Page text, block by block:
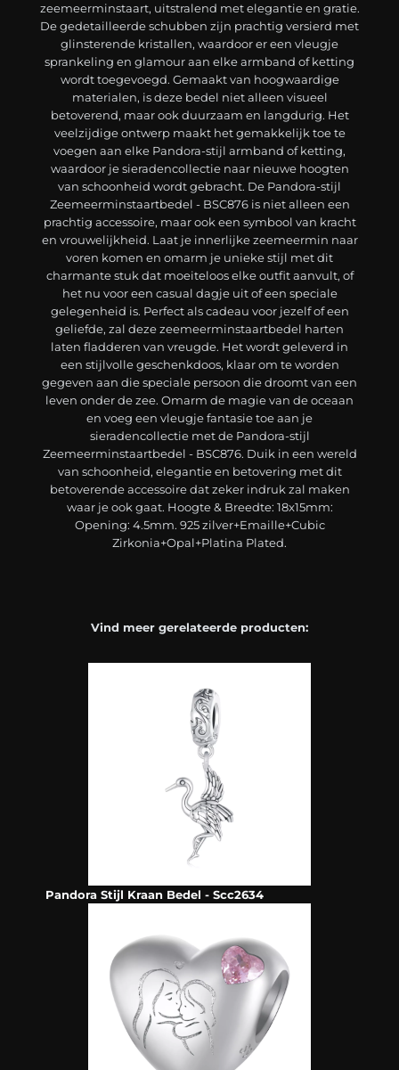
zeemeerminstaart, uitstralend met elegantie en gratie.
De gedetailleerde schubben zijn prachtig versierd met
glinsterende kristallen, waardoor er een vleugje
sprankeling en glamour aan elke armband of ketting
wordt toegevoegd. Gemaakt van hoogwaardige
materialen, is deze bedel niet alleen visueel
betoverend, maar ook duurzaam en langdurig. Het
veelzijdige ontwerp maakt het gemakkelijk toe te
voegen aan elke Pandora-stijl armband of ketting,
waardoor je sieradencollectie naar nieuwe hoogten
van schoonheid wordt gebracht. De Pandora-stijl
Zeemeerminstaartbedel - BSC876 is niet alleen een
prachtig accessoire, maar ook een symbool van kracht
en vrouwelijkheid. Laat je innerlijke zeemeermin naar
voren komen en omarm je unieke stijl met dit
charmante stuk dat moeiteloos elke outfit aanvult, of
het nu voor een casual dagje uit of een speciale
gelegenheid is. Perfect als cadeau voor jezelf of een
geliefde, zal deze zeemeerminstaartbedel harten
laten fladderen van vreugde. Het wordt geleverd in
een stijlvolle geschenkdoos, klaar om te worden
gegeven aan die speciale persoon die droomt van een
leven onder de zee. Omarm de magie van de oceaan
en voeg een vleugje fantasie toe aan je
sieradencollectie met de Pandora-stijl
Zeemeerminstaartbedel - BSC876. Duik in een wereld
van schoonheid, elegantie en betovering met dit
betoverende accessoire dat zeker indruk zal maken
waar je ook gaat. Hoogte & Breedte: 18x15mm:
Opening: 4.5mm. 925 zilver+Emaille+Cubic
Zirkonia+Opal+Platina Plated.
Vind meer gerelateerde producten:
Pandora Stijl Kraan Bedel - Scc2634